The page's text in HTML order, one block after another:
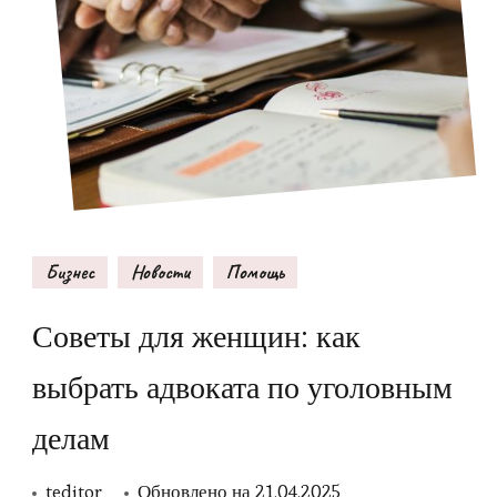
Бизнес Новости Помощь
Советы для женщин: как
выбрать адвоката по уголовным
делам
teditor Обновлено на 21.04.2025